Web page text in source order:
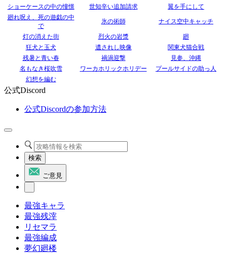
ショーケースの中の憧憬
世知辛い追加請求
翼を手にして
廻れ呪え、死の遊戯の中
で
氷の術師 ナイス空中キャッチ
灯の消えた街 烈火の岩漿
廻
狂犬と玉犬
遺されし映像
関東犬猫合戦
残暑と青い春
禍渦迎撃
見参、沖縄
名もなき桜吹雪
ワーカホリックホリデー
プールサイドの助っ人
幻想を編む
公式Discord
公式Discordの参加方法
検索
ご意見
最強キャラ
最強残滓
リセマラ
最強編成
夢幻廻楼